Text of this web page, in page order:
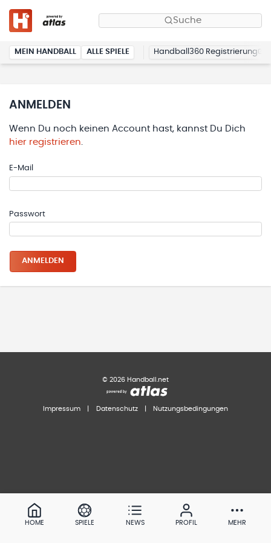
Suche
MEIN HANDBALL ALLE SPIELE Handball360 Registrierung
ANMELDEN
Wenn Du noch keinen Account hast, kannst Du Dich
hier registrieren.
E-Mail
Passwort
ANMELDEN
© 2026 Handball.net
Impressum Datenschutz Nutzungsbedingungen
HOME SPIELE NEWS PROFIL MEHR